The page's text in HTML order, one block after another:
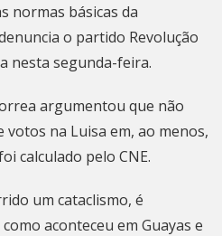
normas básicas da
o partido Revolução
nesta segunda-feira.
argumentou que não
na Luisa em, ao menos,
calculado pelo CNE.
um cataclismo, é
aconteceu em Guayas e